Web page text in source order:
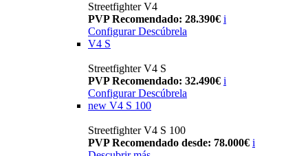
Streetfighter V4
PVP Recomendado: 28.390€ i
Configurar Descúbrela
V4 S
Streetfighter V4 S
PVP Recomendado: 32.490€ i
Configurar Descúbrela
new V4 S 100
Streetfighter V4 S 100
PVP Recomendado desde: 78.000€ i